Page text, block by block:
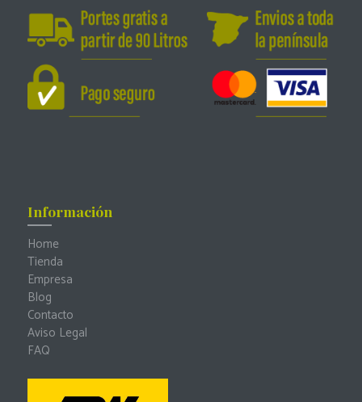
Información
Home
Tienda
Empresa
Blog
Contacto
Aviso Legal
FAQ